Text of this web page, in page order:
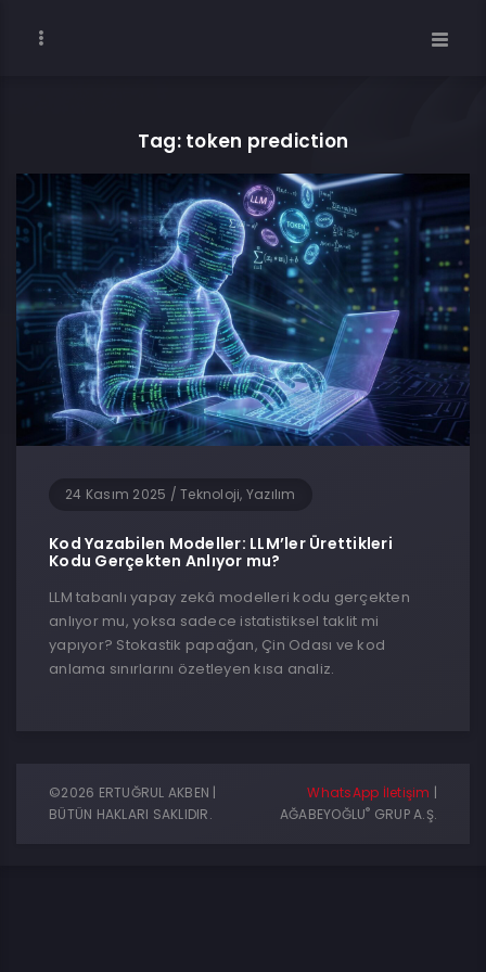
Tag: token prediction
24 Kasım 2025 / Teknoloji, Yazılım
Kod Yazabilen Modeller: LLM’ler Ürettikleri
Kodu Gerçekten Anlıyor mu?
LLM tabanlı yapay zekâ modelleri kodu gerçekten
anlıyor mu, yoksa sadece istatistiksel taklit mi
yapıyor? Stokastik papağan, Çin Odası ve kod
anlama sınırlarını özetleyen kısa analiz.
©2026 ERTUĞRUL AKBEN |
BÜTÜN HAKLARI SAKLIDIR.
WhatsApp İletişim |
AĞABEYOĞLU® GRUP A.Ş.